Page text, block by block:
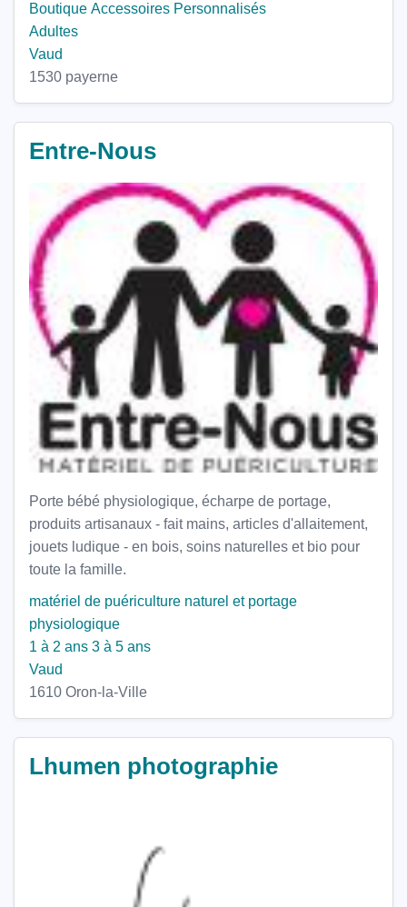
Boutique Accessoires Personnalisés
Adultes
Vaud
1530 payerne
Entre-Nous
Porte bébé physiologique, écharpe de portage,
produits artisanaux - fait mains, articles d'allaitement,
jouets ludique - en bois, soins naturelles et bio pour
toute la famille.
matériel de puériculture naturel et portage
physiologique
1 à 2 ans 3 à 5 ans
Vaud
1610 Oron-la-Ville
Lhumen photographie